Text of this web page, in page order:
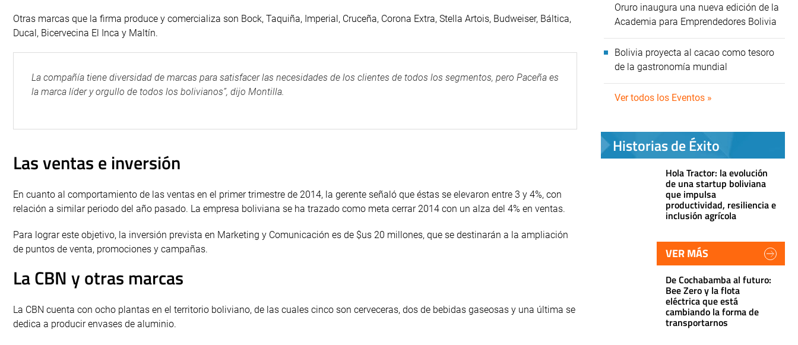
Otras marcas que la firma produce y comercializa son Bock, Taquiña, Imperial, Cruceña, Corona Extra, Stella Artois, Budweiser, Báltica,
Ducal, Bicervecina El Inca y Maltín.
La compañía tiene diversidad de marcas para satisfacer las necesidades de los clientes de todos los segmentos, pero Paceña es
la marca líder y orgullo de todos los bolivianos”, dijo Montilla.
Las ventas e inversión
En cuanto al comportamiento de las ventas en el primer trimestre de 2014, la gerente señaló que éstas se elevaron entre 3 y 4%, con
relación a similar periodo del año pasado. La empresa boliviana se ha trazado como meta cerrar 2014 con un alza del 4% en ventas.
Para lograr este objetivo, la inversión prevista en Marketing y Comunicación es de $us 20 millones, que se destinarán a la ampliación
de puntos de venta, promociones y campañas.
La CBN y otras marcas
La CBN cuenta con ocho plantas en el territorio boliviano, de las cuales cinco son cerveceras, dos de bebidas gaseosas y una última se
dedica a producir envases de aluminio.
Oruro inaugura una nueva edición de la
Academia para Emprendedores Bolivia
Bolivia proyecta al cacao como tesoro
de la gastronomía mundial
Ver todos los Eventos »
Historias de Éxito
Hola Tractor: la evolución
de una startup boliviana
que impulsa
productividad, resiliencia e
inclusión agrícola
VER MÁS
De Cochabamba al futuro:
Bee Zero y la flota
eléctrica que está
cambiando la forma de
transportarnos